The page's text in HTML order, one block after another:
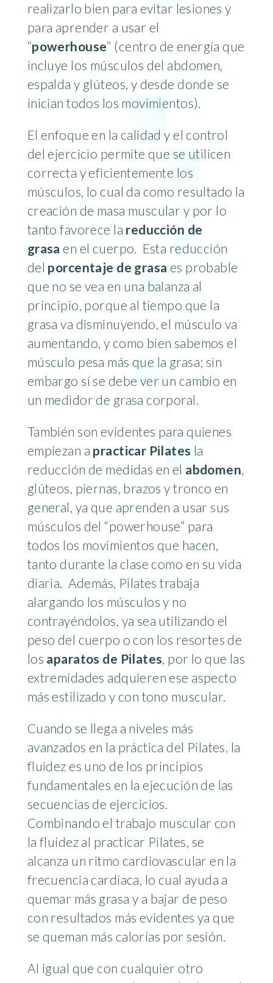
realizarlo bien para evitar lesiones y
para aprender a usar el
“powerhouse” (centro de energía que
incluye los músculos del abdomen,
espalda y glúteos, y desde donde se
inician todos los movimientos).
El enfoque en la calidad y el control
del ejercicio permite que se utilicen
correcta y eficientemente los
músculos, lo cual da como resultado la
creación de masa muscular y por lo
tanto favorece la reducción de
grasa en el cuerpo. Esta reducción
del porcentaje de grasa es probable
que no se vea en una balanza al
principio, porque al tiempo que la
grasa va disminuyendo, el músculo va
aumentando, y como bien sabemos el
músculo pesa más que la grasa; sin
embargo sí se debe ver un cambio en
un medidor de grasa corporal.
También son evidentes para quienes
empiezan a practicar Pilates la
reducción de medidas en el abdomen,
glúteos, piernas, brazos y tronco en
general, ya que aprenden a usar sus
músculos del “powerhouse” para
todos los movimientos que hacen,
tanto durante la clase como en su vida
diaria. Además, Pilates trabaja
alargando los músculos y no
contrayéndolos, ya sea utilizando el
peso del cuerpo o con los resortes de
los aparatos de Pilates, por lo que las
extremidades adquieren ese aspecto
más estilizado y con tono muscular.
Cuando se llega a niveles más
avanzados en la práctica del Pilates, la
fluidez es uno de los principios
fundamentales en la ejecución de las
secuencias de ejercicios.
Combinando el trabajo muscular con
la fluidez al practicar Pilates, se
alcanza un ritmo cardiovascular en la
frecuencia cardíaca, lo cual ayuda a
quemar más grasa y a bajar de peso
con resultados más evidentes ya que
se queman más calorías por sesión.
Al igual que con cualquier otro